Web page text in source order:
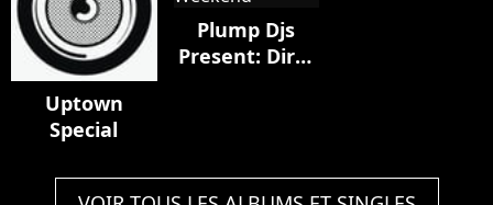
Uptown
Special
Plump Djs
Present: Dirty